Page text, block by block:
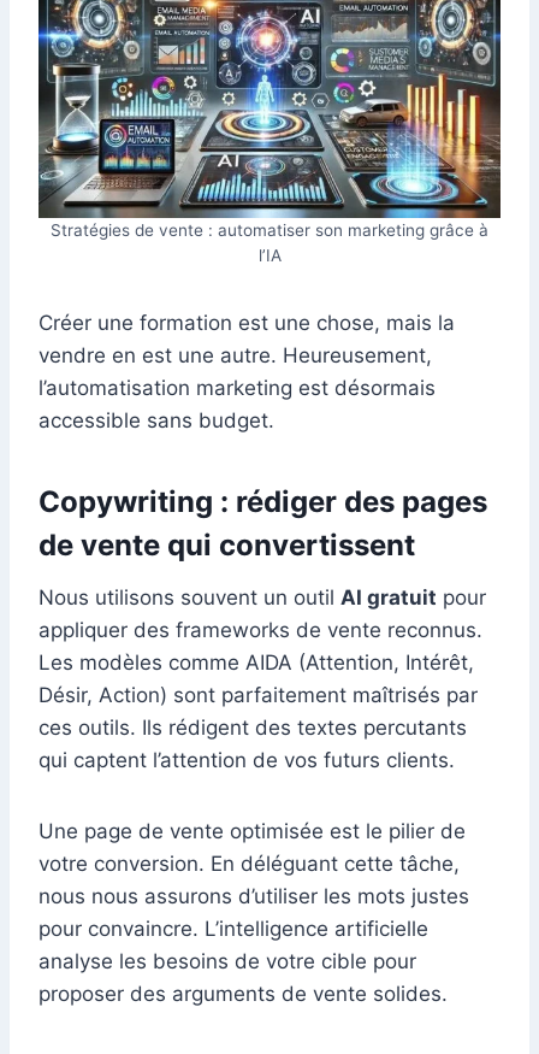
Stratégies de vente : automatiser son marketing grâce à
l’IA
Créer une formation est une chose, mais la
vendre en est une autre. Heureusement,
l’automatisation marketing est désormais
accessible sans budget.
Copywriting : rédiger des pages
de vente qui convertissent
Nous utilisons souvent un outil AI gratuit pour
appliquer des frameworks de vente reconnus.
Les modèles comme AIDA (Attention, Intérêt,
Désir, Action) sont parfaitement maîtrisés par
ces outils. Ils rédigent des textes percutants
qui captent l’attention de vos futurs clients.
Une page de vente optimisée est le pilier de
votre conversion. En déléguant cette tâche,
nous nous assurons d’utiliser les mots justes
pour convaincre. L’intelligence artificielle
analyse les besoins de votre cible pour
proposer des arguments de vente solides.